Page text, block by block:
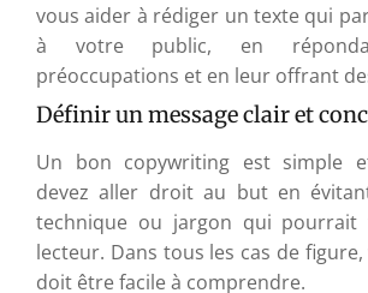
vous aider à rédiger un texte qui
à votre public, en
préoccupations et en leur offrant
Définir un message clair et
Un bon copywriting est simple
devez aller droit au but en
technique ou jargon qui
lecteur. Dans tous les cas de
doit être facile à comprendre.